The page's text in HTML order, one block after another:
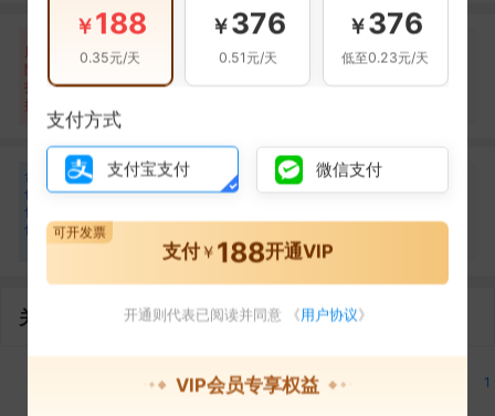
风
险
扫
描
暂无风险
合
作
伙
伴
李 李剑英
合作1次
中山市和协装饰设计工程有限公司
关联企业
1 1
￥188
0.35元/天
￥376
0.51元/天
￥376
低至0.23元/天
支付方式
支付宝支付 微信支付
支付￥ 188开通VIP
可开发票
开通则代表已阅读并同意 《用户协议》
VIP会员专享权益